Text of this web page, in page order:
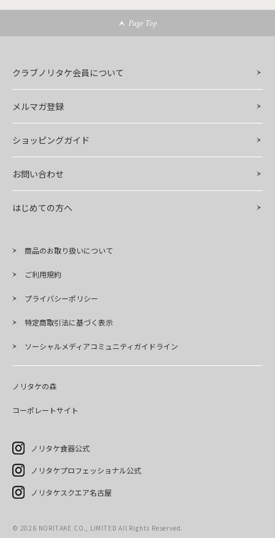
Page Top
クラブノリタケ会員について
メルマガ登録
ショッピングガイド
お問い合わせ
はじめての方へ
商品のお取り扱いについて
ご利用規約
プライバシーポリシー
特定商取引法に基づく表示
ソーシャルメディアコミュニティガイドライン
ノリタケの森
コーポレートサイト
ノリタケ食器公式
ノリタケプロフェッショナル公式
ノリタケスクエア名古屋
© 2026 NORITAKE CO., LIMITED All Rights Reserved.